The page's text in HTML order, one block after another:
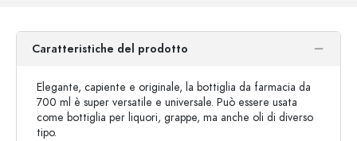
Caratteristiche del prodotto
Elegante, capiente e originale, la bottiglia da farmacia da
700 ml è super versatile e universale. Può essere usata
come bottiglia per liquori, grappe, ma anche oli di diverso
tipo.